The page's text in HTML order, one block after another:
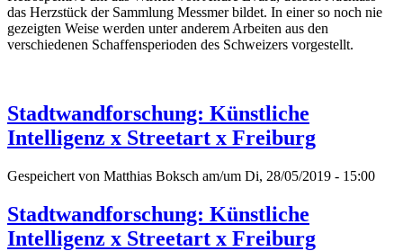
das Herzstück der Sammlung Messmer bildet. In einer so noch nie
gezeigten Weise werden unter anderem Arbeiten aus den
verschiedenen Schaffensperioden des Schweizers vorgestellt.
Stadtwandforschung: Künstliche
Intelligenz x Streetart x Freiburg
Gespeichert von Matthias Boksch am/um Di, 28/05/2019 - 15:00
Stadtwandforschung: Künstliche
Intelligenz x Streetart x Freiburg